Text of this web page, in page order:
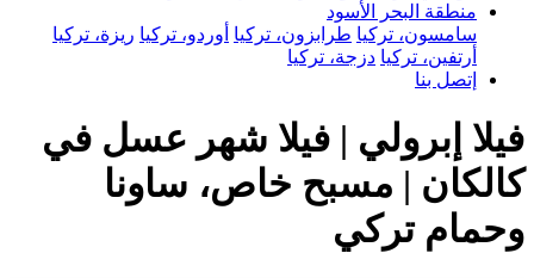
منطقة البحر الأسود
سامسون، تركيا طرابزون، تركيا أوردو، تركيا ريزة، تركيا
أرتفين، تركيا دزجة، تركيا
إتصل بنا
فيلا إبرولي | فيلا شهر عسل في
كالكان | مسبح خاص، ساونا
وحمام تركي